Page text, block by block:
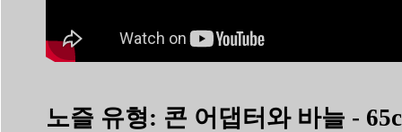
노즐 유형: 콘 어댑터와 바늘 -